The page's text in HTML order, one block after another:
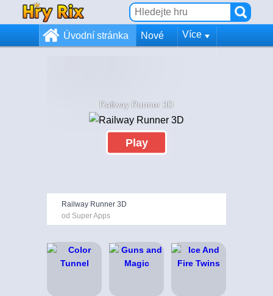
Úvodní stránka Nové Více
Railway Runner 3D
Play
Railway Runner 3D
od Super Apps